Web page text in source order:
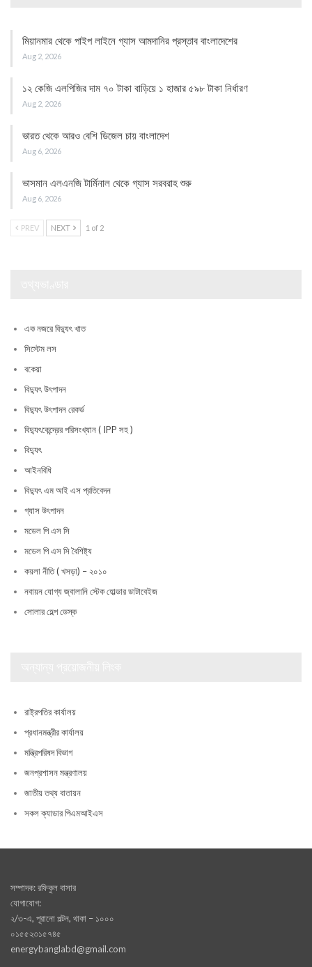
মিয়ানমার থেকে পাইপ লাইনে গ্যাস আমদানির প্রস্তাব বাংলাদেশের
Aug 2, 2026
১২ কেজি এলপিজির দাম ৭০ টাকা বাড়িয়ে ১ হাজার ৫৯৮ টাকা নির্ধারণ
Aug 2, 2026
ভারত থেকে আরও বেশি ডিজেল চায় বাংলাদেশ
Aug 6, 2026
ভাসমান এলএনজি টার্মিনাল থেকে গ্যাস সরবরাহ শুরু
Aug 6, 2026
PREV NEXT 1 of 2
এক নজরে বিদ্যুৎ খাত
সিস্টেম লস
বকেয়া
বিদ্যুৎ উৎপাদন
বিদ্যুৎ উৎপাদন রেকর্ড
বিদ্যুৎকেন্দ্রের পরিসংখ্যান ( IPP সহ )
বিদ্যুৎ
আইনবিধি
বিদ্যুৎ এম আই এস প্রতিবেদন
গ্যাস উৎপাদন
মডেল পি এস সি
মডেল পি এস সি বৈশিষ্ট্য
কয়লা নীতি ( খসড়া) – ২০১০
নবায়ন যোগ্য জ্বালানি স্টেক হোল্ডার ডাটাবেইজ
সোলার হেল্প ডেস্ক
রাষ্ট্রপতির কার্যালয়
প্রধানমন্ত্রীর কার্যালয়
মন্ত্রিপরিষদ বিভাগ
জনপ্রশাসন মন্ত্রণালয়
জাতীয় তথ্য বাতায়ন
সকল ক্যাডার পিএমআইএস
সম্পাদক: রফিকুল বাসার
যোগাযোগ:
২/৩-এ, পূরানো পল্টন, থাকা – ১০০০
০১৫৫২৩১৫৭৪৫
energybanglabd@gmail.com